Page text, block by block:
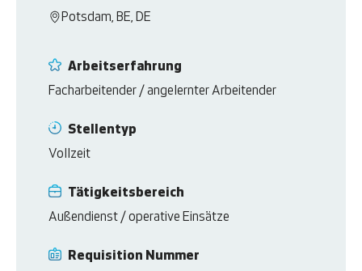
Requisition Nummer
Potsdam, BE, DE
Arbeitserfahrung
Facharbeitender / angelernter Arbeitender
Stellentyp
Vollzeit
Tätigkeitsbereich
Außendienst / operative Einsätze